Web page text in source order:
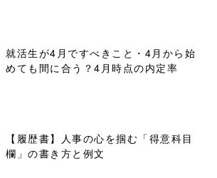
就活生が4月ですべきこと・4月から始
めても間に合う？4月時点の内定率
【履歴書】人事の心を掴む「得意科目
欄」の書き方と例文